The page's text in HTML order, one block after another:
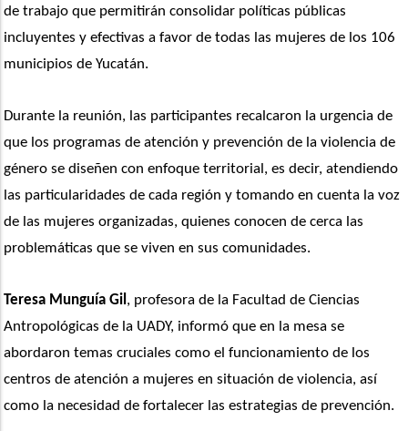
de trabajo que permitirán consolidar políticas públicas
incluyentes y efectivas a favor de todas las mujeres de los 106
municipios de Yucatán.
Durante la reunión, las participantes recalcaron la urgencia de
que los programas de atención y prevención de la violencia de
género se diseñen con enfoque territorial, es decir, atendiendo
las particularidades de cada región y tomando en cuenta la voz
de las mujeres organizadas, quienes conocen de cerca las
problemáticas que se viven en sus comunidades.
Teresa Munguía Gil, profesora de la Facultad de Ciencias
Antropológicas de la UADY, informó que en la mesa se
abordaron temas cruciales como el funcionamiento de los
centros de atención a mujeres en situación de violencia, así
como la necesidad de fortalecer las estrategias de prevención.